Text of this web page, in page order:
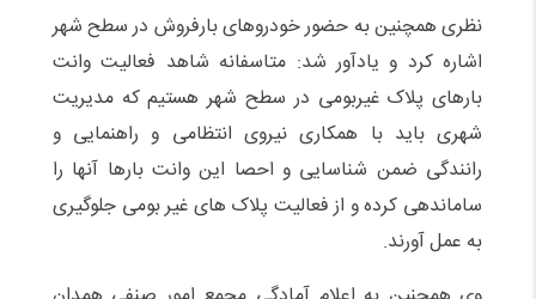
نظری همچنین به حضور خودروهای بارفروش در سطح شهر
اشاره کرد و یادآور شد: متاسفانه شاهد فعالیت وانت
بارهای پلاک غیربومی در سطح شهر هستیم که مدیریت
شهری باید با همکاری نیروی انتظامی و راهنمایی و
رانندگی ضمن شناسایی و احصا این وانت بارها آنها را
ساماندهی کرده و از فعالیت پلاک های غیر بومی جلوگیری
به عمل آورند.